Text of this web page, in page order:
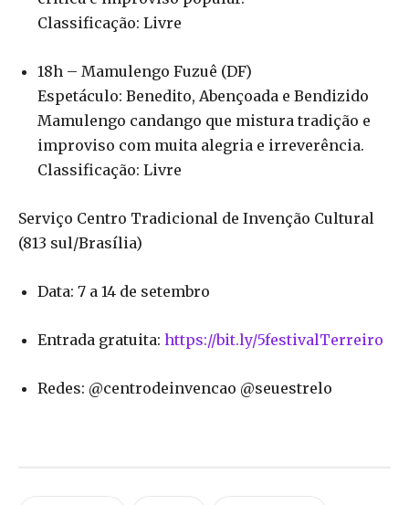
Classificação: Livre
18h – Mamulengo Fuzuê (DF)
Espetáculo: Benedito, Abençoada e Bendizido
Mamulengo candango que mistura tradição e
improviso com muita alegria e irreverência.
Classificação: Livre
Serviço Centro Tradicional de Invenção Cultural
(813 sul/Brasília)
Data: 7 a 14 de setembro
Entrada gratuita: https://bit.ly/5festivalTerreiro
Redes: @centrodeinvencao @seuestrelo